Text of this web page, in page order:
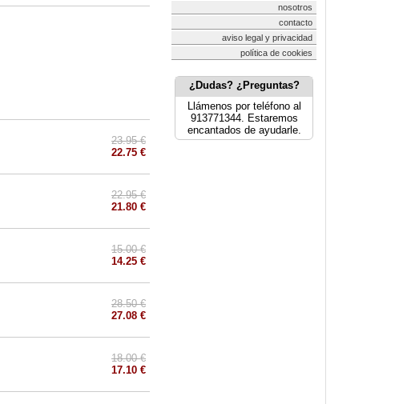
23.95 €
22.75 €
22.95 €
21.80 €
15.00 €
14.25 €
28.50 €
27.08 €
18.00 €
17.10 €
nosotros
contacto
aviso legal y privacidad
política de cookies
¿Dudas? ¿Preguntas?
Llámenos por teléfono al
913771344. Estaremos
encantados de ayudarle.